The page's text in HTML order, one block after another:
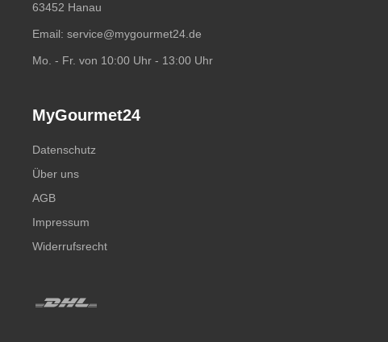
63452 Hanau
Email: service@mygourmet24.de
Mo. - Fr. von 10:00 Uhr - 13:00 Uhr
MyGourmet24
Datenschutz
Über uns
AGB
Impressum
Widerrufsrecht